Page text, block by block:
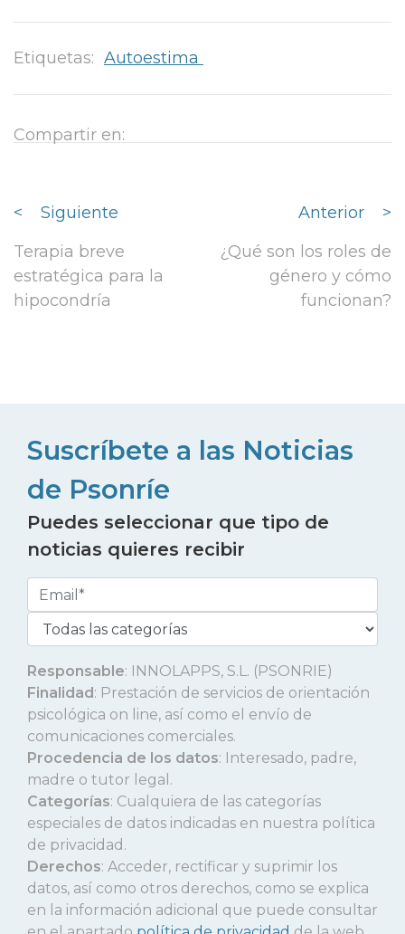
Etiquetas: Autoestima
Compartir en:
<
Siguiente
Terapia breve
estratégica para la
hipocondría
Anterior
>
¿Qué son los roles de
género y cómo
funcionan?
Suscríbete a las Noticias
de Psonríe
Puedes seleccionar que tipo de
noticias quieres recibir
Responsable: INNOLAPPS, S.L. (PSONRIE)
Finalidad: Prestación de servicios de orientación
psicológica on line, así como el envío de
comunicaciones comerciales.
Procedencia de los datos: Interesado, padre,
madre o tutor legal.
Categorías: Cualquiera de las categorías
especiales de datos indicadas en nuestra política
de privacidad.
Derechos: Acceder, rectificar y suprimir los
datos, así como otros derechos, como se explica
en la información adicional que puede consultar